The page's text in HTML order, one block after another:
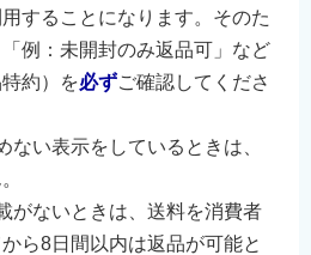
することになります。そのた
例：未開封のみ返品可」など
約）を必ずご確認してくださ
い表示をしているときは、
ないときは、送料を消費者
ら8日間以内は返品が可能と